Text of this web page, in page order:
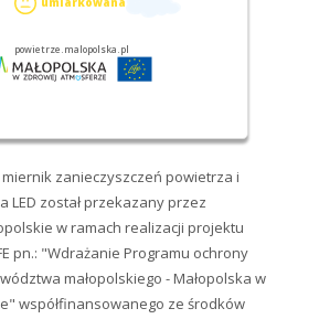
zanieczyszczeń powietrza i
LED został przekazany przez
w ramach realizacji projektu
pn.: "Wdrażanie Programu ochrony
małopolskiego - Małopolska w
współfinansowanego ze środków